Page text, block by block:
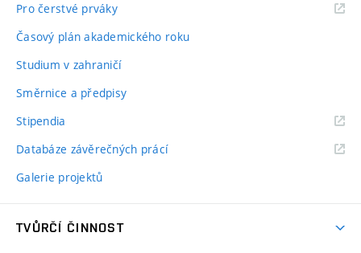
Pro čerstvé prváky
Časový plán akademického roku
Studium v zahraničí
Směrnice a předpisy
Stipendia
Databáze závěrečných prácí
Galerie projektů
TVŮRČÍ ČINNOST